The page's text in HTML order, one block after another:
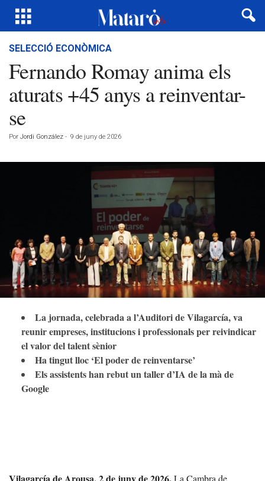
SELECCIÓ ECONÒMICA
Fernando Romay anima els
aturats +45 anys a reinventar-
se
Por Jordi González - 9 de juny de 2026
La jornada, celebrada a l’Auditori de Vilagarcía, va
reunir empreses, institucions i professionals per reivindicar
el valor del talent sènior
Ha tingut lloc ‘El poder de reinventarse’
Els assistents han rebut un taller d’IA de la mà de
Google
Vilagarcía de Arousa, 2 de juny de 2026.La Cambra de